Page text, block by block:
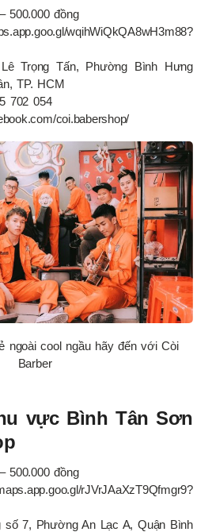
500.000 đồng
wqihWiQkQA8wH3m88?
Trọng Tấn, Phường Bình Hưng
TP. HCM
702 054
coi.babershop/
ngoài cool ngầu hãy đến với Còi
Barber
vực Bình Tân Sơn
500.000 đồng
rJVrJAaXzT9Qfmgr9?
7, Phường An Lạc A, Quận Bình